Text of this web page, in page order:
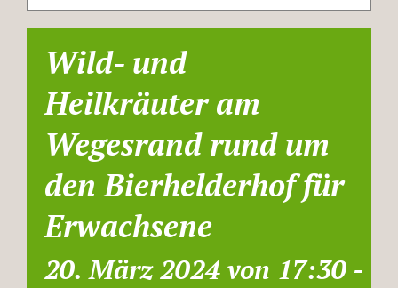
Wild- und
Heilkräuter am
Wegesrand rund um
den Bierhelderhof für
Erwachsene
20. März 2024 von 17:30 -